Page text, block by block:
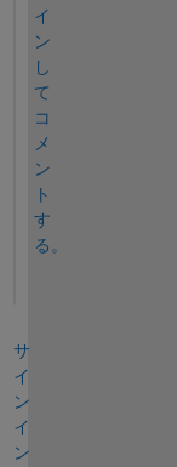
イ
ン
し
て
コ
メ
ン
ト
す
る。
サ
イ
ン
イ
ン